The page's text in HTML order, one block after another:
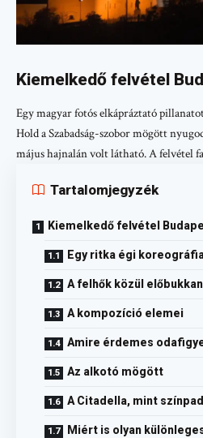
Kiemelkedő felvétel
Egy magyar fotós elkápráztató
Hold a Szabadság-szobor mögött
május hajnalán volt látható. A felvétel
Tartalomjegyzék
Kiemelkedő felvétel
Egy ritka égi
A felhők közül
A kompozíció elemei
Amire érdemes
Az alkotó mögött
A Citadella, mint színpad
Miért is olyan